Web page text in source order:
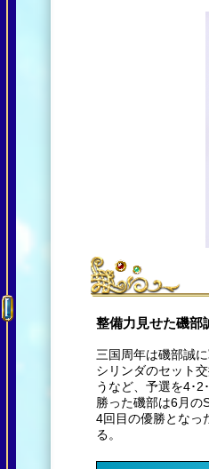
整備力見せた磯部
三国周年は磯部誠
シリンダのセット
うなど、予選を4･
勝った磯部は6月の
4回目の優勝となっ
る。